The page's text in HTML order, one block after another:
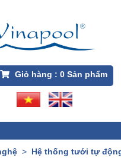
Giỏ hàng : 0Sản phẩm
> Hệ thống tưới tự